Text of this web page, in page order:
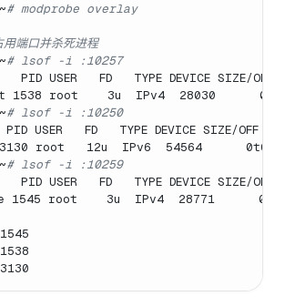
# modprobe overlay
端口并杀死进程
# lsof -i :10257
PID USER   FD   TYPE DEVICE SIZE/OFF
1538 root    3u  IPv4  28030      0t0
# lsof -i :10250
PID USER   FD   TYPE DEVICE SIZE/OFF
root   12u  IPv6  54564      0t0
# lsof -i :10259
PID USER   FD   TYPE DEVICE SIZE/OFF
1545 root    3u  IPv4  28771      0t0